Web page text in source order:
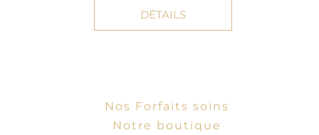
DÉTAILS
Nos Forfaits soins
Notre boutique